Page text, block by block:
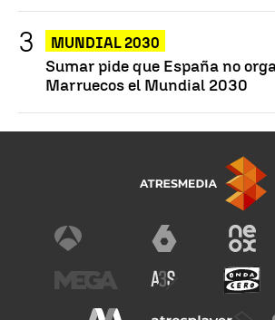
MUNDIAL 2030
Sumar pide que España no
Marruecos el Mundial 2030